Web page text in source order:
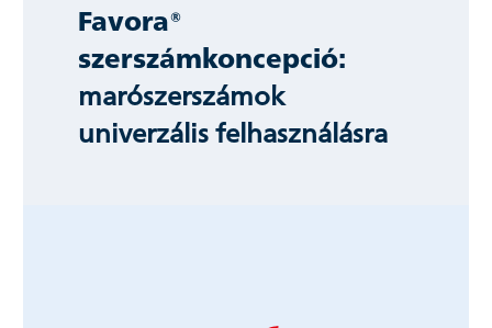
Favora®
szerszámkoncepció:
marószerszámok
univerzális felhasználásra